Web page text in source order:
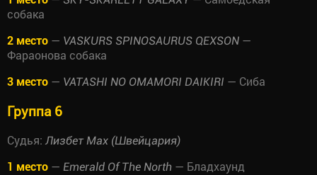
собака
2 место — VASKURS SPINOSAURUS QEXSON —
Фараонова собака
3 место — VATASHI NO OMAMORI DAIKIRI — Сиба
Группа 6
Судья: Лизбет Мах (Швейцария)
1 место — Emerald Of The North — Бладхаунд